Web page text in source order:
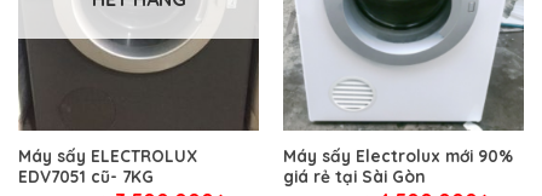
Máy sấy ELECTROLUX
EDV7051 cũ- 7KG
Máy sấy Electrolux mới 90%
giá rẻ tại Sài Gòn